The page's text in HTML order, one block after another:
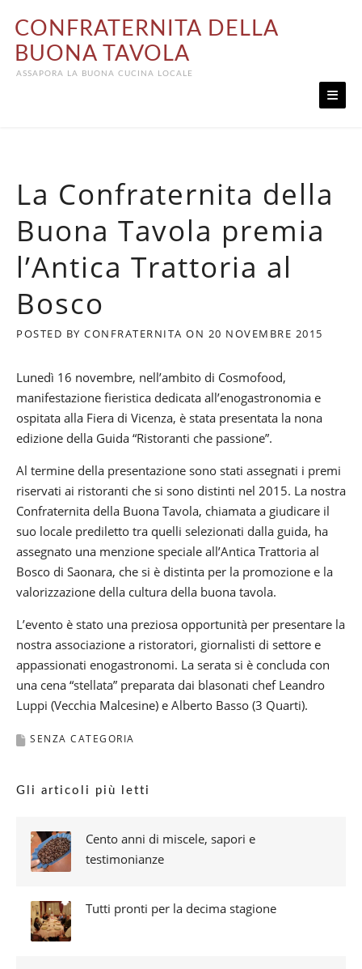
content
CONFRATERNITA DELLA
BUONA TAVOLA
ASSAPORA LA BUONA CUCINA LOCALE
La Confraternita della
Buona Tavola premia
l’Antica Trattoria al
Bosco
POSTED BY CONFRATERNITA ON 20 NOVEMBRE 2015
Lunedì 16 novembre, nell’ambito di Cosmofood,
manifestazione fieristica dedicata all’enogastronomia e
ospitata alla Fiera di Vicenza, è stata presentata la nona
edizione della Guida “Ristoranti che passione”.
Al termine della presentazione sono stati assegnati i premi
riservati ai ristoranti che si sono distinti nel 2015. La nostra
Confraternita della Buona Tavola, chiamata a giudicare il
suo locale prediletto tra quelli selezionati dalla guida, ha
assegnato una menzione speciale all’Antica Trattoria al
Bosco di Saonara, che si è distinta per la promozione e la
valorizzazione della cultura della buona tavola.
L’evento è stato una preziosa opportunità per presentare la
nostra associazione a ristoratori, giornalisti di settore e
appassionati enogastronomi. La serata si è concluda con
una cena “stellata” preparata dai blasonati chef Leandro
Luppi (Vecchia Malcesine) e Alberto Basso (3 Quarti).
SENZA CATEGORIA
Gli articoli più letti
Cento anni di miscele, sapori e
testimonianze
Tutti pronti per la decima stagione